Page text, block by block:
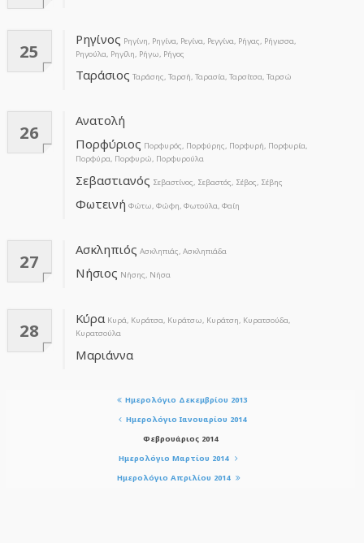
25
Ρηγίνος Ρηγίνη, Ρηγίνα, Ρεγίνα, Ρεγγίνα, Ρήγας, Ρήγισσα,
Ρηγούλα, Ρηγίλη, Ρήγω, Ρήγος
Ταράσιος Ταράσης, Ταρσή, Ταρασία, Ταρσίτσα, Ταρσώ
26
Ανατολή
Πορφύριος Πορφυρός, Πορφύρης, Πορφυρή, Πορφυρία,
Πορφύρα, Πορφυρώ, Πορφυρούλα
Σεβαστιανός Σεβαστίνος, Σεβαστός, Σέβος, Σέβης
Φωτεινή Φώτω, Φώφη, Φωτούλα, Φαίη
27
Ασκληπιός Ασκληπιάς, Ασκληπιάδα
Νήσιος Νήσης, Νήσα
28
Κύρα Κυρά, Κυράτσα, Κυράτσω, Κυράτση, Κυρατσούδα,
Κυρατσούλα
Μαριάννα
Ημερολόγιο Δεκεμβρίου 2013
Ημερολόγιο Ιανουαρίου 2014
Φεβρουάριος 2014
Ημερολόγιο Μαρτίου 2014
Ημερολόγιο Απριλίου 2014